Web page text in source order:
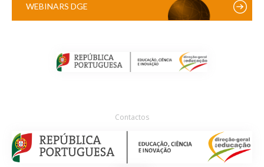
WEBINARS DGE
Contactos